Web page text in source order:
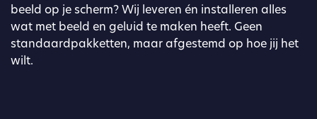
beeld op je scherm? Wij leveren én installeren alles
wat met beeld en geluid te maken heeft. Geen
standaardpakketten, maar afgestemd op hoe jij het
wilt.